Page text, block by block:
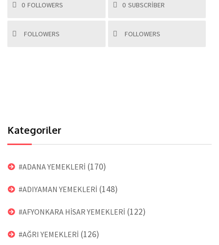
0 FOLLOWERS 0 SUBSCRIBER
FOLLOWERS FOLLOWERS
Kategoriler
#ADANA YEMEKLERİ (170)
#ADIYAMAN YEMEKLERİ (148)
#AFYONKARA HİSAR YEMEKLERİ (122)
#AĞRI YEMEKLERİ (126)